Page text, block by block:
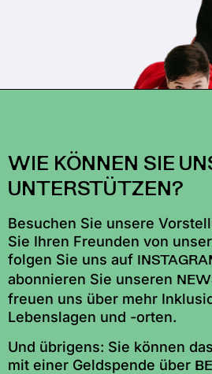
WIE KÖNNEN SIE
UNTERSTÜTZEN?
Besuchen Sie unsere
Sie Ihren Freunden von
folgen Sie uns auf
abonnieren Sie unseren
freuen uns über mehr
Lebenslagen und -orten.
Und übrigens: Sie können
mit einer Geldspende über